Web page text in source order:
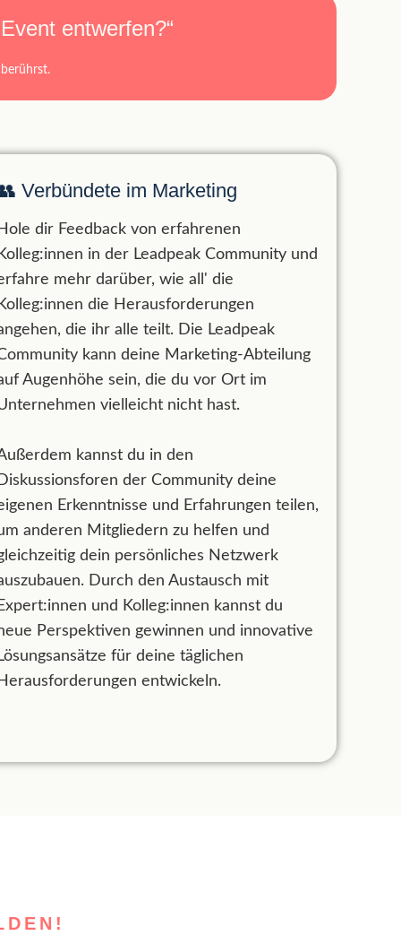
entwerfen?“
Verbündete im Marketing
dir Feedback von erfahrenen
in der Leadpeak Community und
mehr darüber, wie all' die
die Herausforderungen
die ihr alle teilt. Die Leadpeak
kann deine Marketing-Abteilung
Augenhöhe sein, die du vor Ort im
vielleicht nicht hast.
kannst du in den
der Community deine
Erkenntnisse und Erfahrungen teilen,
anderen Mitgliedern zu helfen und
dein persönliches Netzwerk
Durch den Austausch mit
und Kolleg:innen kannst du
Perspektiven gewinnen und innovative
für deine täglichen
entwickeln.